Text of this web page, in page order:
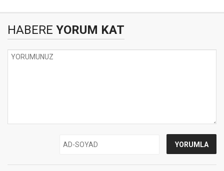
HABERE YORUM KAT